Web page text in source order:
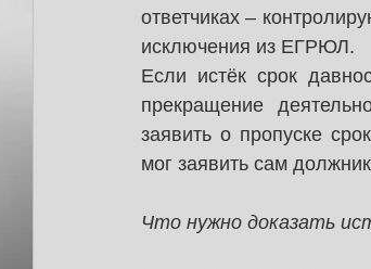
ответчиках –
исключения из ЕГРЮЛ.
Если истёк срок
прекращение
заявить о пропуске
мог заявить сам
Что нужно доказать